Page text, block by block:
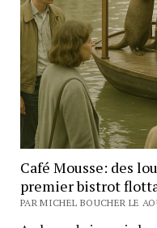
Café Mousse: des
premier bistrot
PAR MICHEL BOUCHER LE